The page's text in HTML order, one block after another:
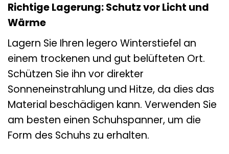
Richtige Lagerung: Schutz vor Licht und
Wärme
Lagern Sie Ihren legero Winterstiefel an
einem trockenen und gut belüfteten Ort.
Schützen Sie ihn vor direkter
Sonneneinstrahlung und Hitze, da dies das
Material beschädigen kann. Verwenden Sie
am besten einen Schuhspanner, um die
Form des Schuhs zu erhalten.